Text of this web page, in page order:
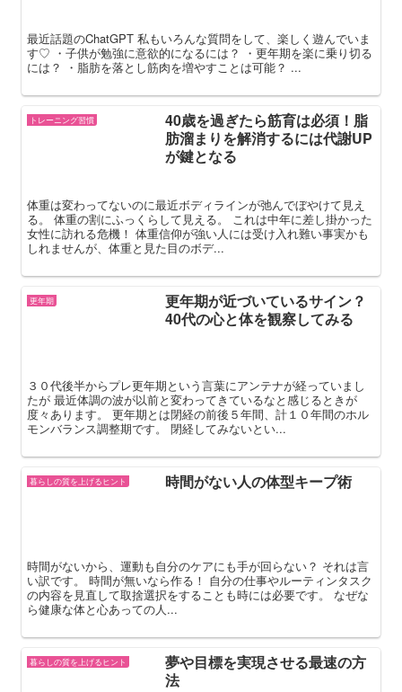
最近話題のChatGPT 私もいろんな質問をして、楽しく遊んでいま
す♡ ・子供が勉強に意欲的になるには？ ・更年期を楽に乗り切る
には？ ・脂肪を落とし筋肉を増やすことは可能？ ...
トレーニング習慣
40歳を過ぎたら筋育は必須！脂
肪溜まりを解消するには代謝UP
が鍵となる
体重は変わってないのに最近ボディラインが弛んでぼやけて見え
る。 体重の割にふっくらして見える。 これは中年に差し掛かった
女性に訪れる危機！ 体重信仰が強い人には受け入れ難い事実かも
しれませんが、体重と見た目のボデ...
更年期
更年期が近づいているサイン？
40代の心と体を観察してみる
３０代後半からプレ更年期という言葉にアンテナが経っていまし
たが 最近体調の波が以前と変わってきているなと感じるときが
度々あります。 更年期とは閉経の前後５年間、計１０年間のホル
モンバランス調整期です。 閉経してみないとい...
暮らしの質を上げるヒント 時間がない人の体型キープ術
時間がないから、運動も自分のケアにも手が回らない？ それは言
い訳です。 時間が無いなら作る！ 自分の仕事やルーティンタスク
の内容を見直して取捨選択をすることも時には必要です。 なぜな
ら健康な体と心あっての人...
暮らしの質を上げるヒント
夢や目標を実現させる最速の方
法